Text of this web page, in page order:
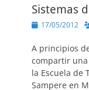
Sistemas
Publicado
17/05/2012
A principios
compartir
la Escuela de
Sampere en